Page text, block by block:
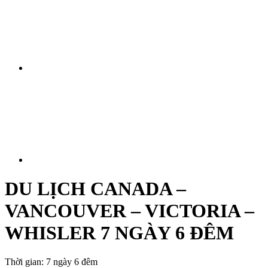
DU LỊCH CANADA –
VANCOUVER – VICTORIA –
WHISLER 7 NGÀY 6 ĐÊM
Thời gian: 7 ngày 6 đêm